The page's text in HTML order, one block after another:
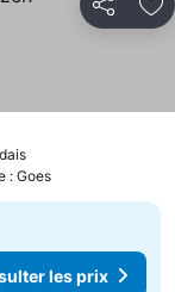
Partager
Consulter les
les prix
: Goes
les prix